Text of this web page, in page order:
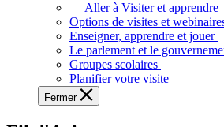
voir,
apprendre
et
à
Aller à Visiter et apprendre
Options de visites et
Enseigner, apprendre et jouer
Le parlement et le
Groupes scolaires
Planifier votre visite
Fermer